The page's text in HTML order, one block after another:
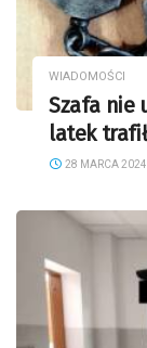
WIADOMOŚCI
Szafa nie
latek
28 MARCA 2024